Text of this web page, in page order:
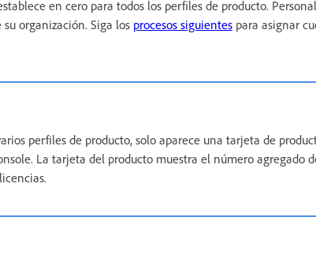
en cero para todos los perfiles de producto.
organización. Siga los procesos siguientes para asignar
perfiles de producto, solo aparece una tarjeta de
La tarjeta del producto muestra el número agregado